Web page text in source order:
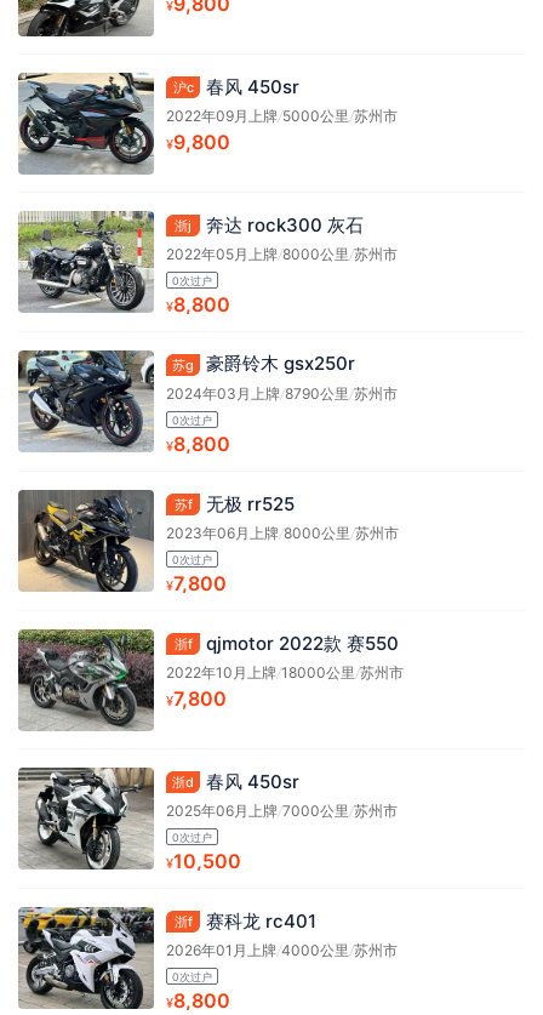
¥
沪c 春风 450sr
2022年09月上牌/5000公里 /苏州市
¥9,800
浙j 奔达 rock300 灰石
2022年05月上牌/8000公里 /苏州市
0次过户
¥8,800
苏g 豪爵铃木 gsx250r
2024年03月上牌/8790公里 /苏州市
0次过户
¥8,800
苏f 无极 rr525
2023年06月上牌/8000公里 /苏州市
0次过户
¥7,800
浙f qjmotor 2022款 赛550
2022年10月上牌/18000公里 /苏州市
¥7,800
浙d 春风 450sr
2025年06月上牌/7000公里 /苏州市
0次过户
¥10,500
浙f 赛科龙 rc401
2026年01月上牌/4000公里 /苏州市
0次过户
¥8,800